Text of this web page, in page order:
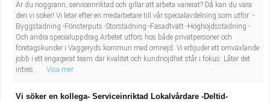
Är du noggrann, serviceinriktad och gillar att arbeta varierat? Då kan du vara
den vi söker! Vi letar efter en medarbetare till vår specialavdelning som utför: -
Byggstädning -Fönsterputs -Storstädning -Fasadtvätt -Höghöjdsstädning -
Och andra specialuppdrag Arbetet utförs hos både privatpersoner och
företagskunder i Vaggeryds kommun med omnejd. Vi erbjuder ett omväxlande
jobb i ett engagerat team där kvalitet och kundnöjdhet står i fokus. Låter det
intres...
Visa mer
Vi söker en kollega- Serviceinriktad Lokalvårdare -Deltid-